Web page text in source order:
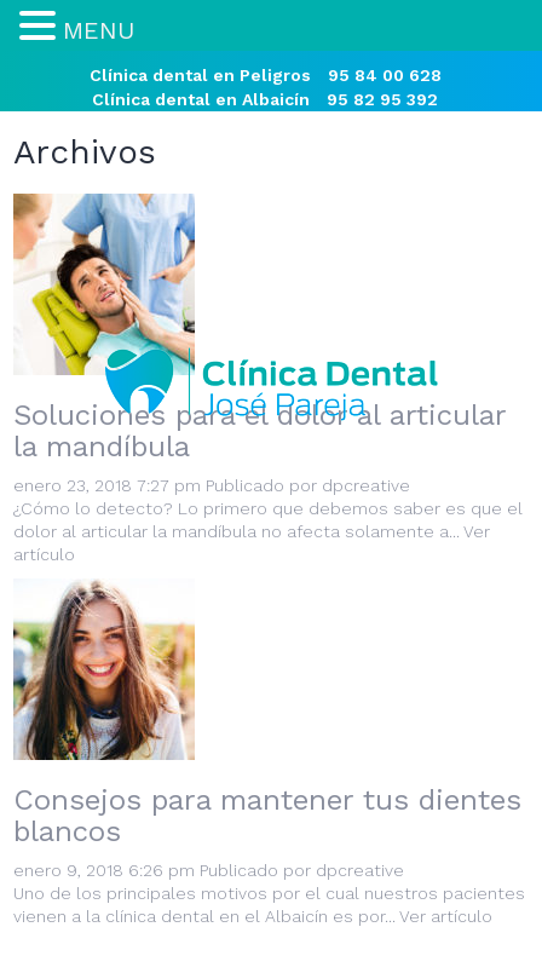
Clínica dental en Peligros
95 84 00 628
Clínica dental en Albaicín
95 82 95 392
Archivos
Soluciones para el dolor al articular
la mandíbula
enero 23, 2018 7:27 pm Publicado por dpcreative
¿Cómo lo detecto? Lo primero que debemos saber es que el
dolor al articular la mandíbula no afecta solamente a...Ver
artículo
Consejos para mantener tus dientes
blancos
enero 9, 2018 6:26 pm Publicado por dpcreative
Uno de los principales motivos por el cual nuestros pacientes
vienen a la clínica dental en el Albaicín es por...Ver artículo
MENU